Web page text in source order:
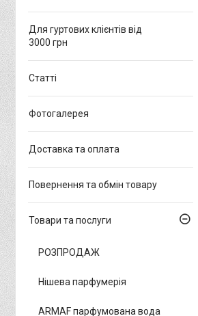
Для гуртових клієнтів від
3000 грн
Статті
Фотогалерея
Доставка та оплата
Повернення та обмін товару
Товари та послуги
РОЗПРОДАЖ
Нішева парфумерія
ARMAF парфумована вода